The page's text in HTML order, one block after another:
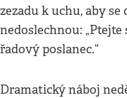
zezadu k uchu, aby se
nedoslechnou: „Ptejte
řadový poslanec.“
Dramatický náboj